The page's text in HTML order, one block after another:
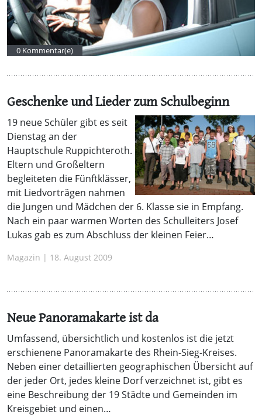
0 Kommentar(e)
Geschenke und Lieder zum Schulbeginn
19 neue Schüler gibt es seit
Dienstag an der
Hauptschule Ruppichteroth.
Eltern und Großeltern
begleiteten die Fünftklässer,
mit Liedvorträgen nahmen
die Jungen und Mädchen der 6. Klasse sie in Empfang.
Nach ein paar warmen Worten des Schulleiters Josef
Lukas gab es zum Abschluss der kleinen Feier…
Magazin | 18. August 2009
Neue Panoramakarte ist da
Umfassend, übersichtlich und kostenlos ist die jetzt
erschienene Panoramakarte des Rhein-Sieg-Kreises.
Neben einer detaillierten geographischen Übersicht auf
der jeder Ort, jedes kleine Dorf verzeichnet ist, gibt es
eine Beschreibung der 19 Städte und Gemeinden im
Kreisgebiet und einen…